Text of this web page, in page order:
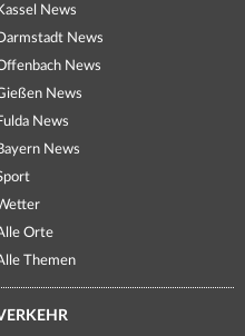
News
News
News
News
News
News
Orte
Themen